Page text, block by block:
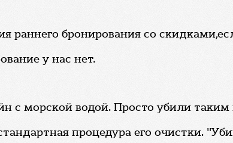
раннего бронирования со
у нас нет.
с морской водой. Просто убили таким
процедура его очистки.